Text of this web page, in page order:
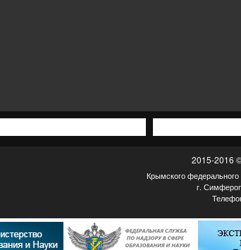
2015-2016
Крымского
г.